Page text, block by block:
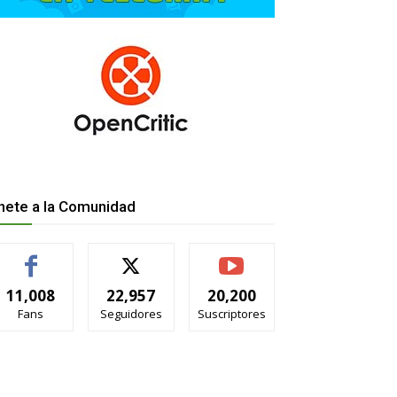
a la Comunidad
11,008
Fans
22,957
Seguidores
20,200
Suscriptores